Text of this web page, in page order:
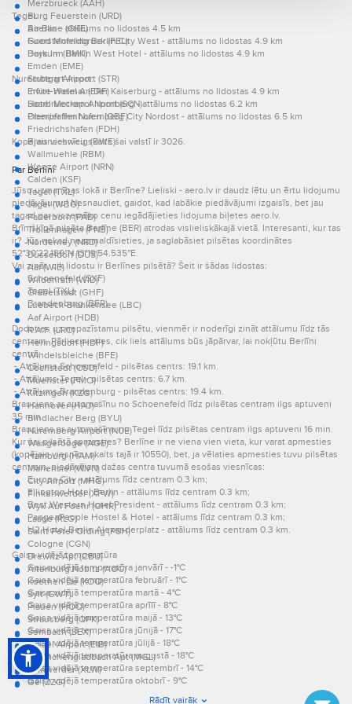
Merzbrueck (AAH)
Burg Feuerstein (URD)
Air Base (GKE)
Fuerstenfeldbruck (FEL)
Borkum (BMK)
Emden (EME)
Stuttgart Airport (STR)
Erfurt-Weimar (ERF)
Saarbruecken Airport (SCN)
Oberpfaffenhofen (OBF)
Friedrichshafen (FDH)
Braunschweig (BWE)
Wallmuehle (RBM)
Weeze Airport (NRN)
Calden (KSF)
Tegel (TXL)
Jagel (WBG)
Paderborn (PAD)
Trollenhagen (FNB)
Norderney (NRD)
Dusseldorf (DUS)
Aaf (WIE)
Wildenrath (WID)
Giebelstadt (GHF)
Luebeck-Blankensee (LBC)
Aaf Airport (HDB)
R.A.F. (LRC)
Heringsdorf (HDF)
Windelsbleiche (BFE)
Cochstedt (CSO)
Muenster (FMO)
Kitzingen (KZG)
Hannover (HAJ)
Bindlacher Berg (BYU)
Nuremberg Airport (NUE)
Wangerooge (AGE)
Hamburg (HAM)
Mariensiel (WVN)
City Airport (MHG)
Finkenwerder (XFW)
Wyk Auf Foehr (OHR)
Laage (RLG)
Saint Peter Ording (PSH)
Cologne (CGN)
Drewitz Apt (CBU)
Altenburg Nobitz (AOC)
Koethen De (KOQ)
Sylt (GWT)
Plauen (HOQ)
Strausberg (QPK)
Sembach (SEX)
Kindel Airport (EIB)
Moenchengladbach Apt (MGL)
Lemwerder (XLW)
Ge (ZZG)
Tegel:
Baerlin - attālums no lidostas 4.5 km
Good Morning Berlin City West - attālums no lidostas 4.9 km
Days Inn Berlin West Hotel - attālums no lidostas 4.9 km
Nuremberg Airport:
Invite Hotel An Der Kaiserburg - attālums no lidostas 4.9 km
Hotel Metropol Nurnberg - attālums no lidostas 6.2 km
Premier Inn Nuernberg City Nordost - attālums no lidostas 6.5 km
Kopējais viesnīcu skaits šai valstī ir 3026.
Par Berlīni
Jūsu uzmanības lokā ir Berlīne? Lieliski - aero.lv ir daudz lētu un ērtu lidojumu
piedāvājumu! Nesnaudiet, gaidot, kad labākie piedāvājumi izgaisīs, bet jau
tagad par viszemāko cenu iegādājieties lidojuma biļetes aero.lv.
Brīnišķīgā pilsēta Berlīne (BER) atrodas vislieliskākajā vietā. Interesanti, kur tas
ir? Jūs nekad neapmaldīsieties, ja saglabāsiet pilsētas koordinātes
52°30′22.189″N 13°19′54.535″E.
Vai zināt, cik lidostu ir Berlīnes pilsētā? Šeit ir šādas lidostas:
Schoenefeld (SXF)
Tegel (TXL)
Brandenburg (BER)
Dodoties uz nepazīstamu pilsētu, vienmēr ir noderīgi zināt attālumu līdz tās
centram. Pārliecinieties, cik liels attālums būs jāpārvar, lai nokļūtu Berlīni
centrā:
- Attālums Schoenefeld - pilsētas centrs: 19.1 km.
- Attālums Tegel - pilsētas centrs: 6.7 km.
- Attālums Brandenburg - pilsētas centrs: 19.4 km.
Brauciens ar automašīnu no Schoenefeld līdz pilsētas centram ilgs aptuveni
35 min.
Brauciens ar automašīnu no Tegel līdz pilsētas centram ilgs aptuveni 16 min.
Kur šai pilsētā apmesties? Berlīne ir ne viena vien vieta, kur varat apmesties
(kopējais viesnīcu skaits tajā ir 10550), bet, ja vēlaties apmesties tuvu pilsētas
centram, piedāvājam dažas centra tuvumā esošas viesnīcas:
Europa City - attālums līdz centram 0.3 km;
Ellington Hotel Berlin - attālums līdz centram 0.3 km;
Best Western Hotel President - attālums līdz centram 0.3 km;
PangeaPeople Hostel & Hotel - attālums līdz centram 0.3 km;
H2 Hotel Berlin Alexanderplatz - attālums līdz centram 0.3 km.
Gaisa vidējā temperatūra
Gaisa vidējā temperatūra janvārī - -1°C
Gaisa vidējā temperatūra februārī - 1°C
Gaisa vidējā temperatūra martā - 4°C
Gaisa vidējā temperatūra aprīlī - 8°C
Gaisa vidējā temperatūra maijā - 13°C
Gaisa vidējā temperatūra jūnijā - 17°C
Gaisa vidējā temperatūra jūlijā - 18°C
Gaisa vidējā temperatūra augustā - 18°C
Gaisa vidējā temperatūra septembrī - 14°C
Gaisa vidējā temperatūra oktobrī - 9°C
Rādīt vairāk